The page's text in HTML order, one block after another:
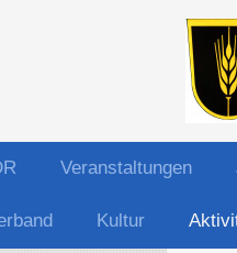
Veranstaltungen
Kultur